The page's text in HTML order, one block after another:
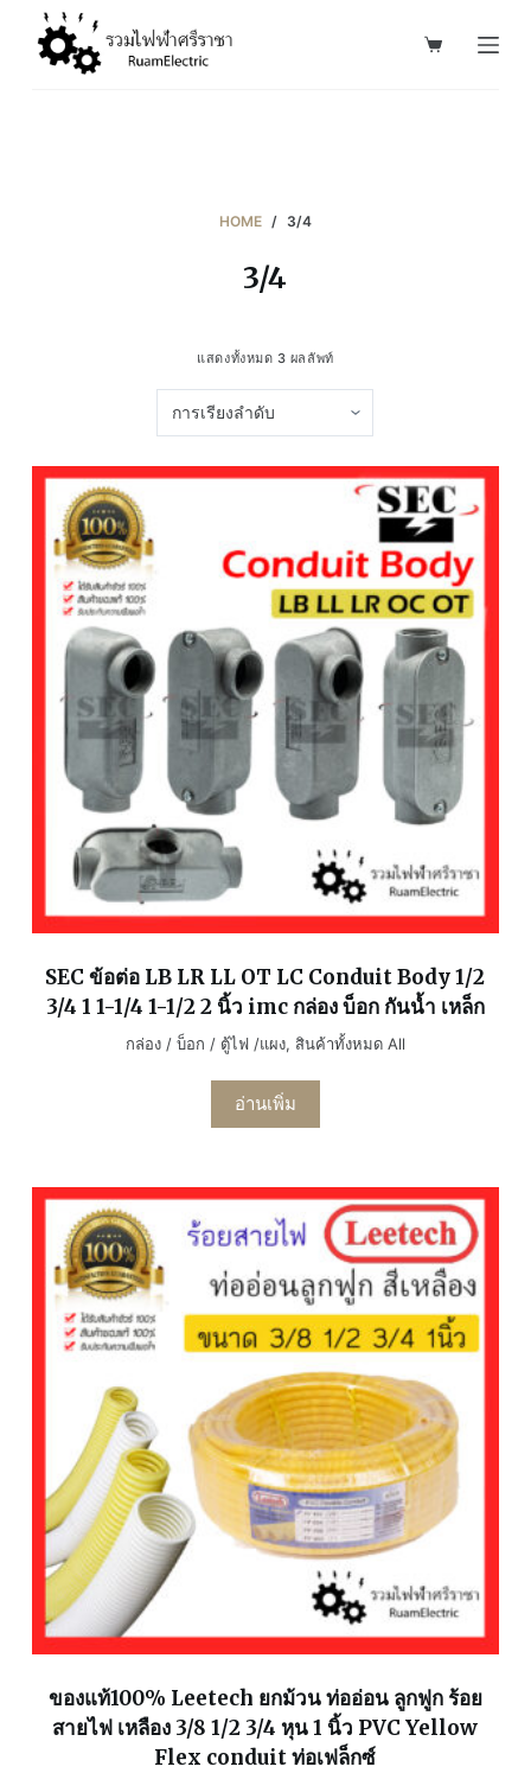
HOME / 3/4
3/4
แสดงทั้งหมด 3 ผลลัพท์
SEC ข้อต่อ LB LR LL OT LC Conduit Body 1/2
3/4 1 1-1/4 1-1/2 2 นิ้ว imc กล่อง บ็อก กันน้ำ เหล็ก
กล่อง / บ็อก / ตู้ไฟ /แผง, สินค้าทั้งหมด All
อ่านเพิ่ม
ของแท้100% Leetech ยกม้วน ท่ออ่อน ลูกฟูก ร้อย
สายไฟ เหลือง 3/8 1/2 3/4 หุน 1 นิ้ว PVC Yellow
Flex conduit ท่อเฟล็กซ์